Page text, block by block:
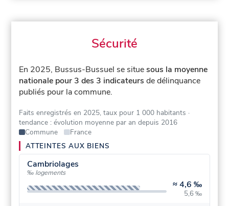
Sécurité
En 2025, Bussus-Bussuel se situesous la moyenne
nationale pour 3 des 3 indicateurs de délinquance
publiés pour la commune.
Faits enregistrés en 2025, taux pour 1 000 habitants ·
tendance : évolution moyenne par an depuis 2016
Commune
France
ATTEINTES AUX BIENS
Cambriolages
‰ logements
≈4,6 ‰
5,6 ‰